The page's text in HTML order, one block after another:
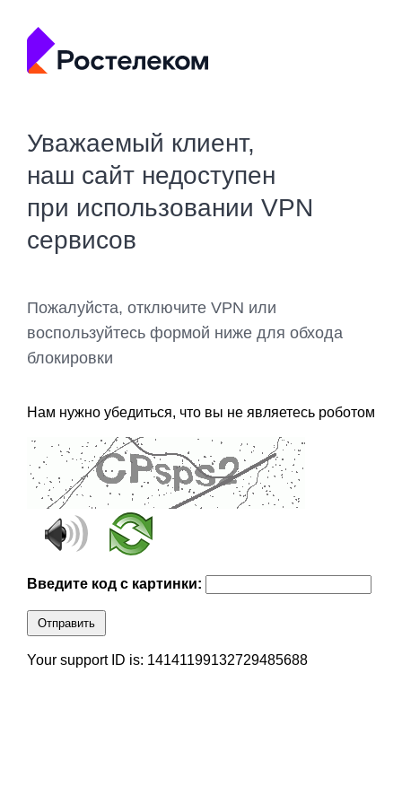
Уважаемый клиент,
наш сайт недоступен
при использовании VPN
сервисов
Пожалуйста, отключите VPN или
воспользуйтесь формой ниже для обхода
блокировки
Нам нужно убедиться, что вы не являетесь роботом
Введите код с картинки:
Отправить
Your support ID is: 14141199132729485688